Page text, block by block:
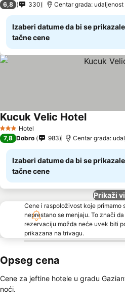
6,8 330 Centar grada: udaljenost
Izaberi datume da bi se prikazale
tačne cene
3 Zvezdice
Hotel
Kucuk Velic Hotel
7,8 Dobro 983 Centar grada:
Izaberi datume da bi se prikazale
tačne cene
Prikaži
Cene i raspoloživost koje primamo
neprestano se menjaju. To znači
rezervaciju možda neće uvek biti
prikazana na trivagu.
Opseg cena
Cene za jeftine hotele u gradu
noći.